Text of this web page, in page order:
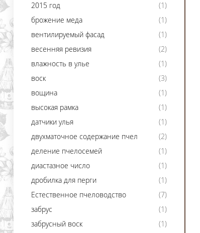
2015 год
(1)
брожение меда
(1)
вентилируемый фасад
(1)
весенняя ревизия
(2)
влажность в улье
(1)
воск
(3)
вощина
(1)
высокая рамка
(1)
датчики улья
(1)
двухматочное содержание пчел
(2)
деление пчелосемей
(1)
диастазное число
(1)
дробилка для перги
(1)
Естественное пчеловодство
(7)
забрус
(1)
забрусный воск
(1)